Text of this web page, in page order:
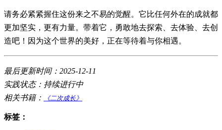
请务必紧紧握住这份来之不易的觉醒。它比任何外在的成就都
更加坚实，更有力量。带着它，勇敢地去探索、去体验、去创
造吧！因为这个世界的美好，正在等待着与你相遇。
最后更新时间：2025-12-11
实践状态：持续进行中
相关书籍：
《二次成长》
标签：